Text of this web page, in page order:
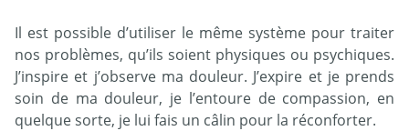
Il est possible d’utiliser le même système pour traiter
nos problèmes, qu’ils soient physiques ou psychiques.
J’inspire et j’observe ma douleur. J’expire et je prends
soin de ma douleur, je l’entoure de compassion, en
quelque sorte, je lui fais un câlin pour la réconforter.